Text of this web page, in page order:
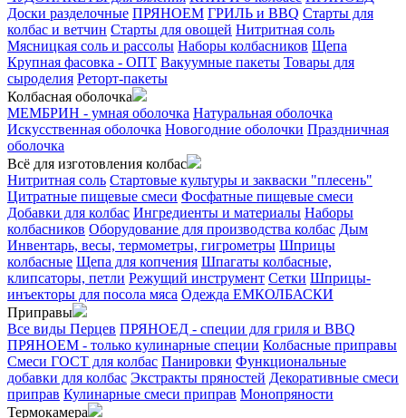
Доски разделочные ПРЯНОЕМ ГРИЛЬ и BBQ Старты для
колбас и ветчин Старты для овощей Нитритная соль
Мясницкая соль и рассолы Наборы колбасников Щепа
Крупная фасовка - ОПТ Вакуумные пакеты Товары для
сыроделия Реторт-пакеты
Колбасная оболочка
МЕМБРИН - умная оболочка Натуральная оболочка
Искусственная оболочка Новогодние оболочки Праздничная
оболочка
Всё для изготовления колбас
Нитритная соль Стартовые культуры и закваски "плесень"
Цитратные пищевые смеси Фосфатные пищевые смеси
Добавки для колбас Ингредиенты и материалы Наборы
колбасников Оборудование для производства колбас Дым
Инвентарь, весы, термометры, гигрометры Шприцы
колбасные Щепа для копчения Шпагаты колбасные,
клипсаторы, петли Режущий инструмент Сетки Шприцы-
инъекторы для посола мяса Одежда ЕМКОЛБАСКИ
Приправы
Все виды Перцев ПРЯНОЕД - специи для гриля и BBQ
ПРЯНОЕМ - только кулинарные специи Колбасные приправы
Смеси ГОСТ для колбас Панировки Функциональные
добавки для колбас Экстракты пряностей Декоративные смеси
приправ Кулинарные смеси приправ Монопряности
Термокамера